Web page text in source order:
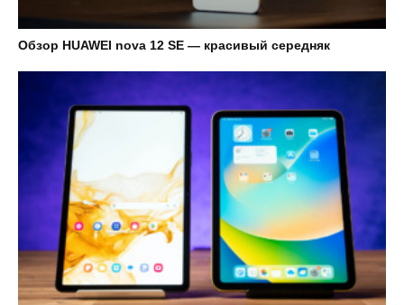
Обзор HUAWEI nova 12 SE — красивый середняк